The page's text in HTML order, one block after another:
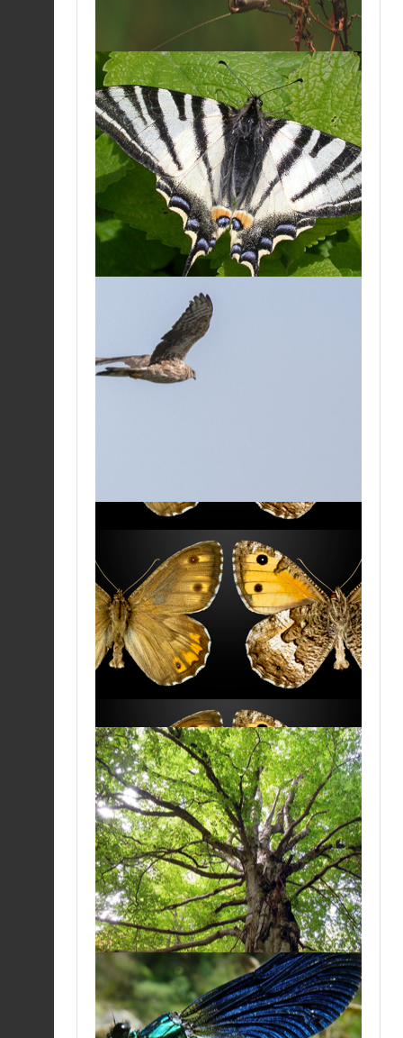
quadripunctaria
06/08/2026
Fiche espèce
Érable de Montpellier
|Acer
monspessulanum
05/08/2026
Fiche espèce
Aeschne bleue (L') |
Aeshna cyanea
05/08/2026
Fiche espèce
Aeschne bleue (L') |
Aeshna cyanea
Moiré sylvicole (Le) |
Erebia aethiops
05/08/2026
Fiche espèce
(Le) |Cordulegaster
05/08/2026
Fiche espèce
Némusien (Le) |
Lasiommata maera
05/08/2026
Fiche espèce
Agreste (L') |
Hipparchia semele
Fiche espèce
Cardinal (Le) |
Argynnis pandora
05/08/2026
Fiche espèce
Tabac d'Espagne (Le)
|Argynnis paphia
05/08/2026
Fiche espèce
Aeschne des joncs |
Aeshna juncea
05/08/2026
Fiche espèce
Zérène du Frêne (La) |
Abraxas pantaria
05/08/2026